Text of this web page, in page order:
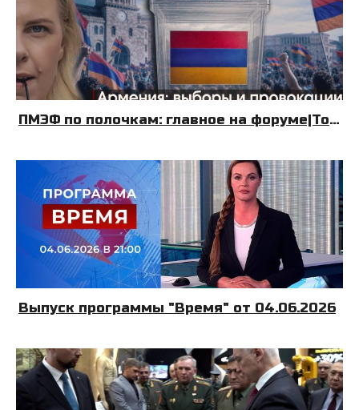
ПМЭФ по полочкам: главное на форуме|Топливный Крым| Армения: выборы и провокации|08.06.26|УДНБ
Выпуск программы "Время" от 04.06.2026